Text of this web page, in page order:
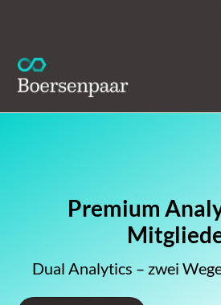
Premium
Dual Analytics – zwei